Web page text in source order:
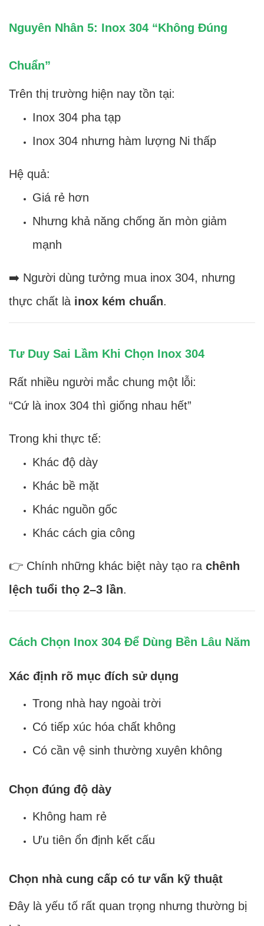
Nguyên Nhân 5: Inox 304 “Không Đúng
Chuẩn”
Trên thị trường hiện nay tồn tại:
Inox 304 pha tạp
Inox 304 nhưng hàm lượng Ni thấp
Hệ quả:
Giá rẻ hơn
Nhưng khả năng chống ăn mòn giảm
mạnh
➡️ Người dùng tưởng mua inox 304, nhưng
thực chất là inox kém chuẩn.
Tư Duy Sai Lầm Khi Chọn Inox 304
Rất nhiều người mắc chung một lỗi:
“Cứ là inox 304 thì giống nhau hết”
Trong khi thực tế:
Khác độ dày
Khác bề mặt
Khác nguồn gốc
Khác cách gia công
👉 Chính những khác biệt này tạo ra chênh
lệch tuổi thọ 2–3 lần.
Cách Chọn Inox 304 Để Dùng Bền Lâu Năm
Xác định rõ mục đích sử dụng
Trong nhà hay ngoài trời
Có tiếp xúc hóa chất không
Có cần vệ sinh thường xuyên không
Chọn đúng độ dày
Không ham rẻ
Ưu tiên ổn định kết cấu
Chọn nhà cung cấp có tư vấn kỹ thuật
Đây là yếu tố rất quan trọng nhưng thường bị